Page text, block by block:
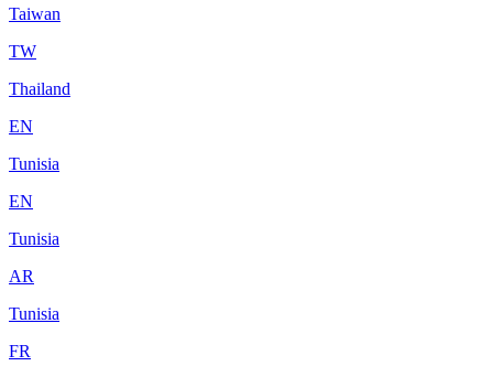
Taiwan
TW
Thailand
EN
Tunisia
EN
Tunisia
AR
Tunisia
FR